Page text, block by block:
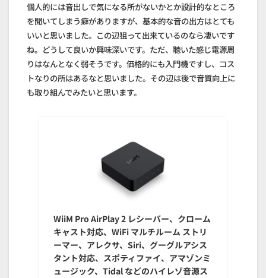
個人的には音出しで気になる所がないかとか設計的なところ
を聞いてしまう癖がありますが、基本的な音の出方はとても
いいと思いました。この辺狙って出来ているのなら凄いです
ね。どうして良いか興味深いです。ただ、聴いた感じ電源周
りはなんとなく弱そうです。価格的にも入門機ですし、コス
トなりの所はあるなと思いました。その辺は後で音質向上に
も取り組んでみたいと思います。
WiiM Pro AirPlay 2 レシーバー、クローム
キャスト対応、WiFi マルチルーム ストリ
ーマー、アレクサ、Siri、グーグルアシス
タント対応、スポティファイ、アマゾンミ
ュージック、Tidal などのハイレゾ音源ス